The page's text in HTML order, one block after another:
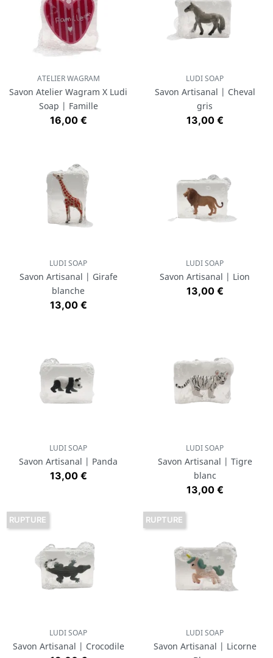
ATELIER WAGRAM
Savon Atelier Wagram X Ludi
Soap | Famille
Prix
16,00 €
LUDI SOAP
Savon Artisanal | Cheval
gris
Prix
13,00 €
LUDI SOAP
Savon Artisanal | Girafe
blanche
Prix
13,00 €
LUDI SOAP
Savon Artisanal | Lion
Prix
13,00 €
LUDI SOAP
Savon Artisanal | Panda
Prix
13,00 €
LUDI SOAP
Savon Artisanal | Tigre
blanc
Prix
13,00 €
LUDI SOAP
Savon Artisanal | Crocodile
RUPTURE
LUDI SOAP
Savon Artisanal | Licorne
RUPTURE